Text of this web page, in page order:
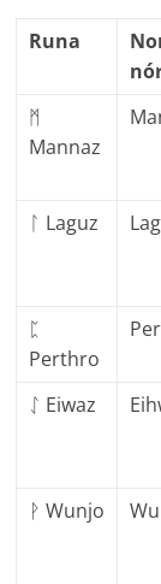
Runa
ᛗ
Mannaz
ᛚ Laguz
ᛈ
Perthro
ᛇ Eiwaz
ᚹ Wunjo